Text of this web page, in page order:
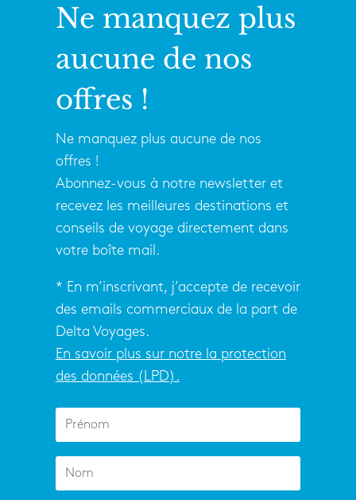
Ne manquez plus
aucune de nos
offres !
Ne manquez plus aucune de nos
offres !
Abonnez-vous à notre newsletter et
recevez les meilleures destinations et
conseils de voyage directement dans
votre boîte mail.
* En m’inscrivant, j’accepte de recevoir
des emails commerciaux de la part de
Delta Voyages.
En savoir plus sur notre la protection
des données (LPD).